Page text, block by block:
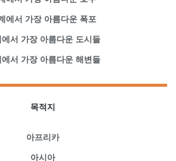
에서 가장 아름다운 폭포
에서 가장 아름다운 도시들
에서 가장 아름다운 해변들
목적지
아프리카
아시아